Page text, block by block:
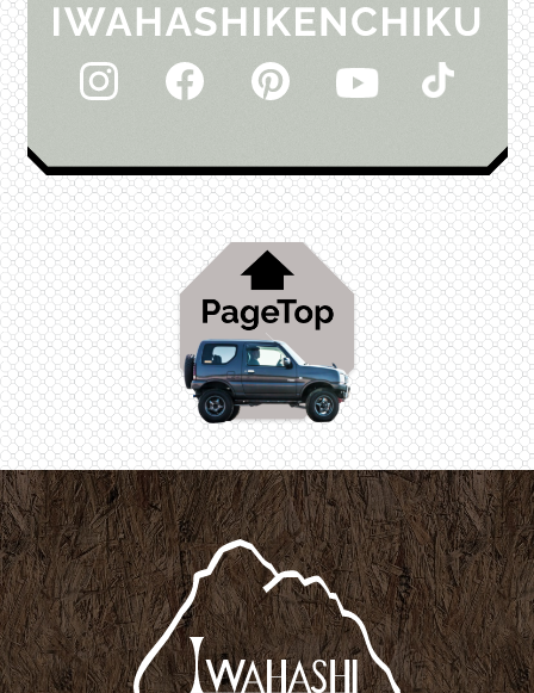
2025年6月
2025年5月
2025年2月
2025年1月
2024年12月
2024年11月
2024年10月
2024年9月
2024年8月
2024年7月